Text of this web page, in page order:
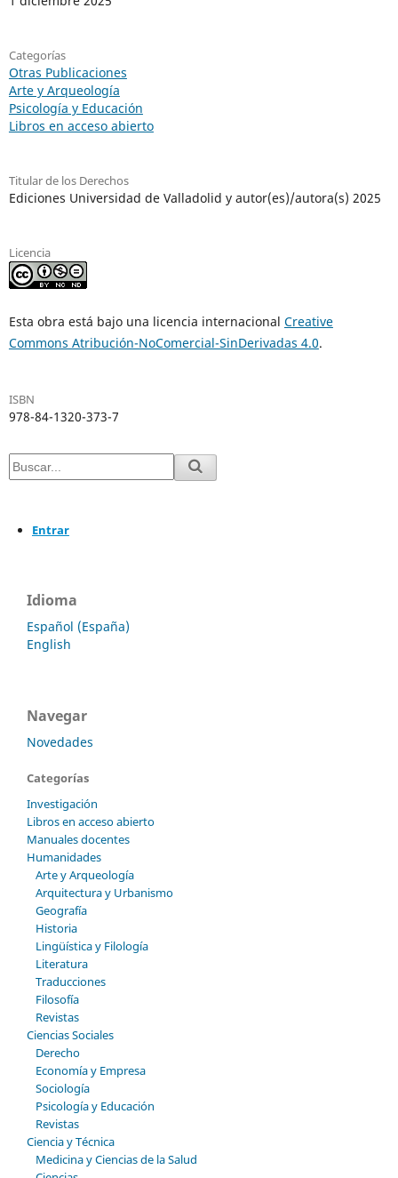
Categorías
Otras Publicaciones
Arte y Arqueología
Psicología y Educación
Libros en acceso abierto
Titular de los Derechos
Ediciones Universidad de Valladolid y autor(es)/autora(s) 2025
Licencia
Esta obra está bajo una licencia internacional Creative
Commons Atribución-NoComercial-SinDerivadas 4.0.
ISBN
978-84-1320-373-7
Entrar
Idioma
Español (España)
English
Navegar
Novedades
Categorías
Investigación
Libros en acceso abierto
Manuales docentes
Humanidades
Arte y Arqueología
Arquitectura y Urbanismo
Geografía
Historia
Lingüística y Filología
Literatura
Traducciones
Filosofía
Revistas
Ciencias Sociales
Derecho
Economía y Empresa
Sociología
Psicología y Educación
Revistas
Ciencia y Técnica
Medicina y Ciencias de la Salud